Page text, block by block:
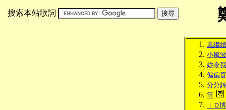
搜索本站歌詞
風繼
小風波
妳令
偏偏
分分
等
ＩＱ